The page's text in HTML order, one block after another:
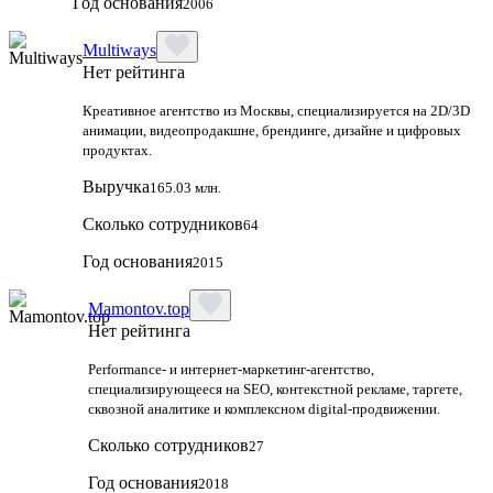
2006
Multiways
Нет рейтинга
Креативное агентство из Москвы, специализируется на 2D/3D
анимации, видеопродакшне, брендинге, дизайне и цифровых
продуктах.
Выручка165.03 млн.
Сколько сотрудников64
Год основания2015
Mamontov.top
Нет рейтинга
Performance‑ и интернет‑маркетинг‑агентство,
специализирующееся на SEO, контекстной рекламе, таргете,
сквозной аналитике и комплексном digital‑продвижении.
Сколько сотрудников27
Год основания2018